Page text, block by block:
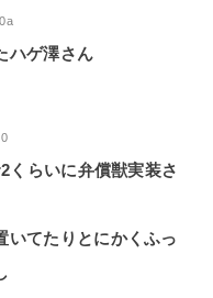
ハゲ澤さん
くらいに弁償獣実装さ
いてたりとにかくふっ